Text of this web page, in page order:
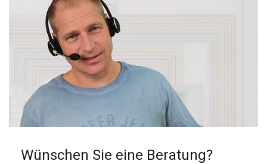
Wünschen Sie eine Beratung?